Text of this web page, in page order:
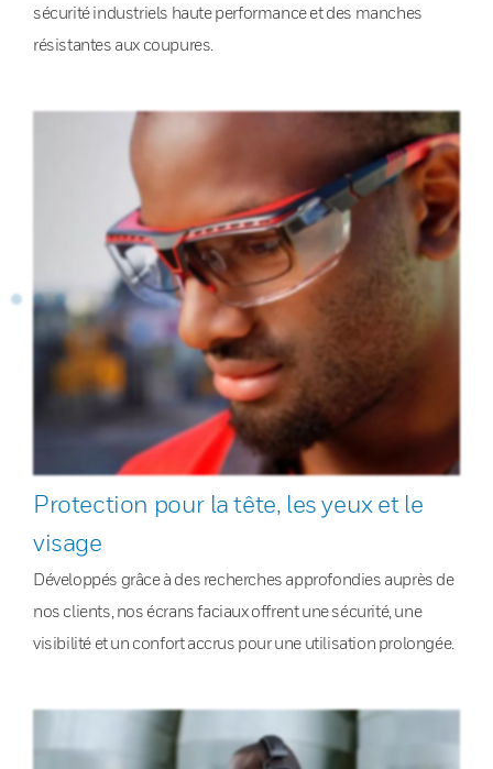
sécurité industriels haute performance et des manches
résistantes aux coupures.
Protection pour la tête, les yeux et le
visage
Développés grâce à des recherches approfondies auprès de
nos clients, nos écrans faciaux offrent une sécurité, une
visibilité et un confort accrus pour une utilisation prolongée.